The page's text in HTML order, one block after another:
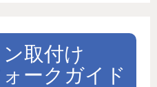
取付け
ークガイド